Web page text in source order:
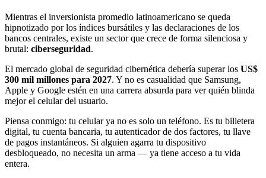
Mientras el inversionista promedio latinoamericano se queda
hipnotizado por los índices bursátiles y las declaraciones de los
bancos centrales, existe un sector que crece de forma silenciosa y
brutal: ciberseguridad.
El mercado global de seguridad cibernética debería superar los US$
300 mil millones para 2027. Y no es casualidad que Samsung,
Apple y Google estén en una carrera absurda para ver quién blinda
mejor el celular del usuario.
Piensa conmigo: tu celular ya no es solo un teléfono. Es tu billetera
digital, tu cuenta bancaria, tu autenticador de dos factores, tu llave
de pagos instantáneos. Si alguien agarra tu dispositivo
desbloqueado, no necesita un arma — ya tiene acceso a tu vida
entera.